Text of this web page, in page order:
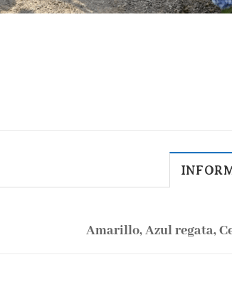
Amarillo, Azul regata,